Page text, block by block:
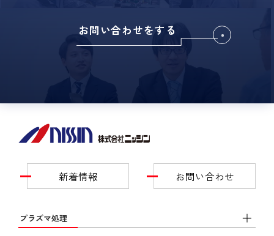
お問い合わせをする
新着情報 お問い合わせ
プラズマ処理